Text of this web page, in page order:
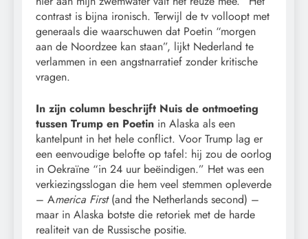
contrast is bijna ironisch. Terwijl de tv volloopt met
generaals die waarschuwen dat Poetin “morgen
aan de Noordzee kan staan”, lijkt Nederland te
verlammen in een angstnarratief zonder kritische
vragen.
In zijn column beschrijft Nuis de ontmoeting
tussen Trump en Poetin in Alaska als een
kantelpunt in het hele conflict. Voor Trump lag er
een eenvoudige belofte op tafel: hij zou de oorlog
in Oekraïne “in 24 uur beëindigen.” Het was een
verkiezingsslogan die hem veel stemmen opleverde
– America First(and the Netherlands second) –
maar in Alaska botste die retoriek met de harde
realiteit van de Russische positie.